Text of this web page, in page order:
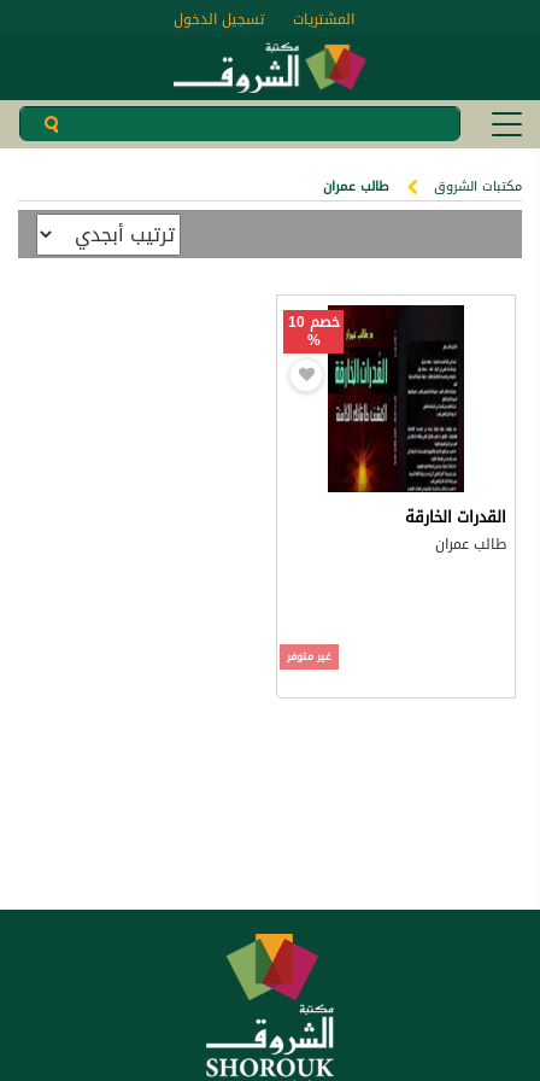
تسجيل الدخول المشتريات
مكتبات الشروق طالب عمران
خصم 10
%
القدرات الخارقة
طالب عمران
غير متوفر